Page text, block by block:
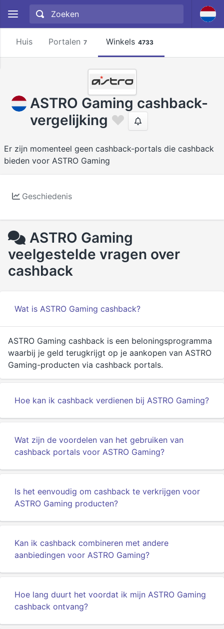
Huis Portalen 7 Winkels 4733
ASTRO Gaming cashback-
vergelijking
Er zijn momenteel geen cashback-portals die cashback
bieden voor ASTRO Gaming
Geschiedenis
ASTRO Gaming
veelgestelde vragen over
cashback
Wat is ASTRO Gaming cashback?
ASTRO Gaming cashback is een beloningsprogramma
waarbij je geld terugkrijgt op je aankopen van ASTRO
Gaming-producten via cashback portals.
Hoe kan ik cashback verdienen bij ASTRO Gaming?
Wat zijn de voordelen van het gebruiken van
cashback portals voor ASTRO Gaming?
Is het eenvoudig om cashback te verkrijgen voor
ASTRO Gaming producten?
Kan ik cashback combineren met andere
aanbiedingen voor ASTRO Gaming?
Hoe lang duurt het voordat ik mijn ASTRO Gaming
cashback ontvang?